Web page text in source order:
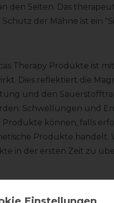
den Seiten. Das
Schutz der Mähne ist ein
Therapy Produkte ist
Dies reflektiert die
und den
Schwellungen und
Produkte können, falls
Produkte handelt.
in der ersten Zeit zu